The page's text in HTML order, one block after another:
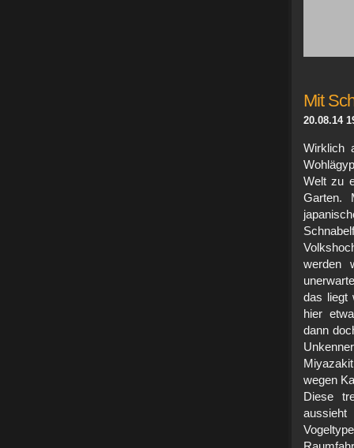
Mit
20.08.14
Wirklich
Welt zu
Garten.
werden
das liegt
hier
dann
wegen
Diese